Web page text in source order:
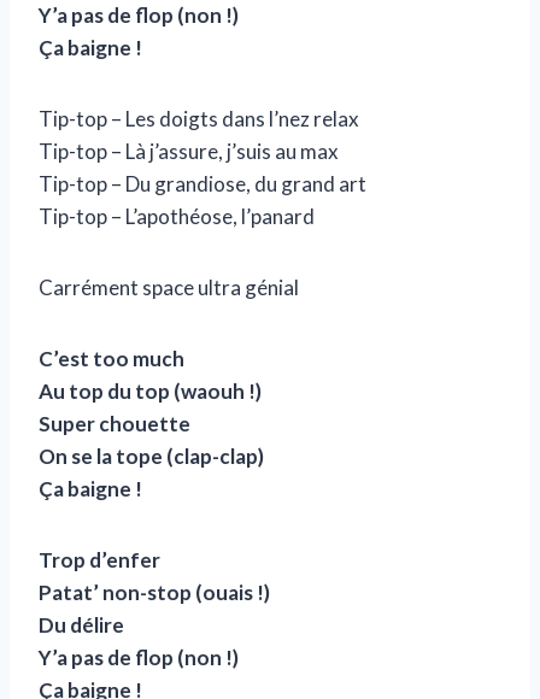
Y’a pas de flop (non !)
Ça baigne !
Tip-top – Les doigts dans l’nez relax
Tip-top – Là j’assure, j’suis au max
Tip-top – Du grandiose, du grand art
Tip-top – L’apothéose, l’panard
Carrément space ultra génial
C’est too much
Au top du top (waouh !)
Super chouette
On se la tope (clap-clap)
Ça baigne !
Trop d’enfer
Patat’ non-stop (ouais !)
Du délire
Y’a pas de flop (non !)
Ça baigne !